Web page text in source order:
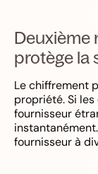
Deuxième
protège la
Le chiffrement
propriété. Si
fournisseur
fournisseur à